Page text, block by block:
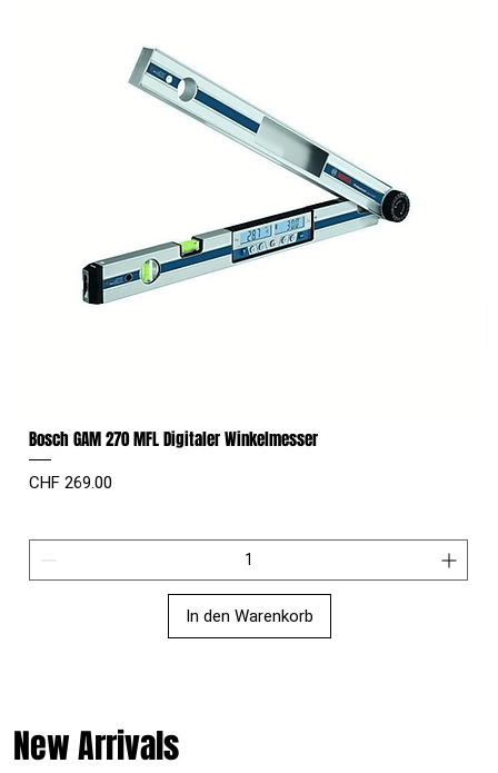
New Arrivals
Bosch GAM 270 MFL Digitaler Winkelmesser
Preis
CHF 269.00
In den Warenkorb